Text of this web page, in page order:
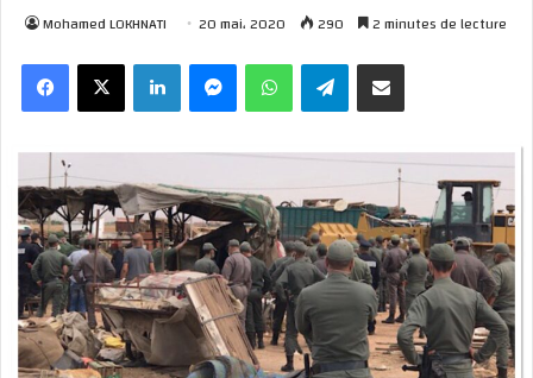
Mohamed LOKHNATI 20 mai، 2020 290 2 minutes de lecture
Telegram